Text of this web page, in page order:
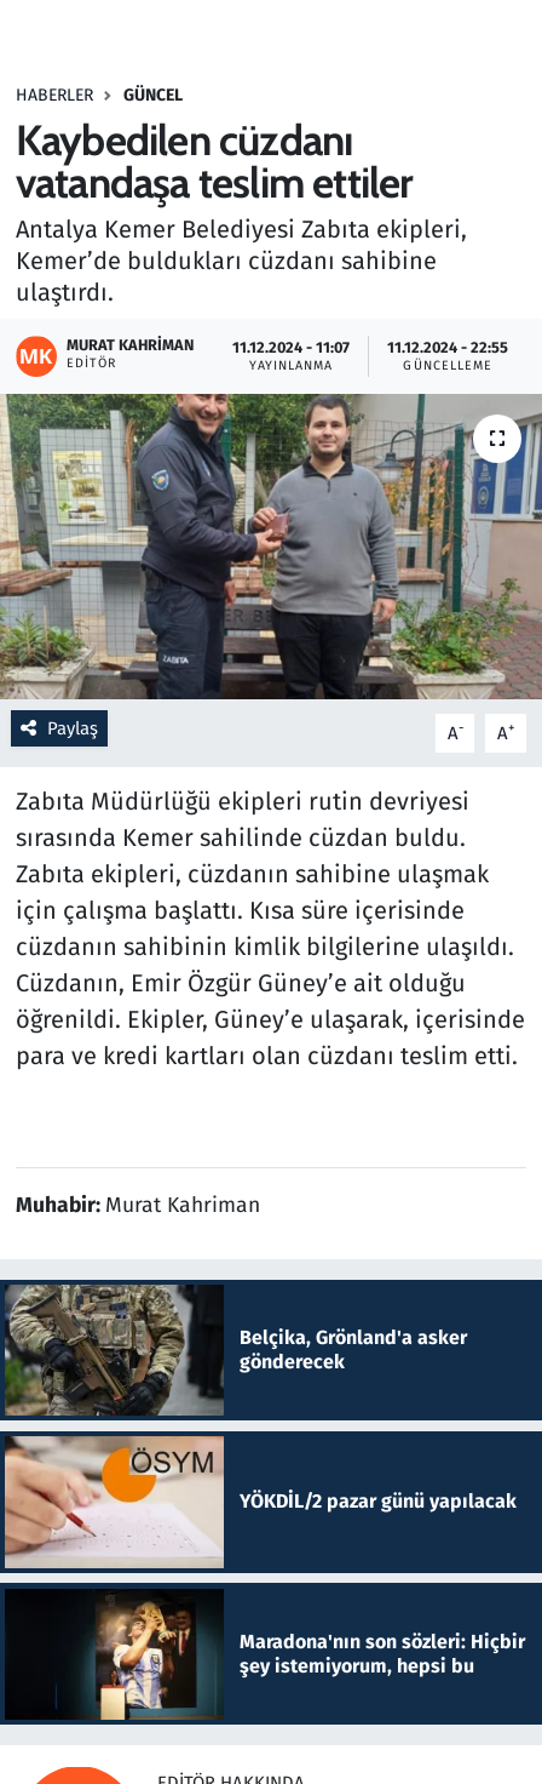
HABERLER GÜNCEL
Kaybedilen cüzdanı
vatandaşa teslim ettiler
Antalya Kemer Belediyesi Zabıta ekipleri,
Kemer’de buldukları cüzdanı sahibine
ulaştırdı.
MURAT KAHRIMAN
EDITÖR
11.12.2024 - 11:07
YAYINLANMA
11.12.2024 - 22:55
GÜNCELLEME
Paylaş A- A+
Zabıta Müdürlüğü ekipleri rutin devriyesi
sırasında Kemer sahilinde cüzdan buldu.
Zabıta ekipleri, cüzdanın sahibine ulaşmak
için çalışma başlattı. Kısa süre içerisinde
cüzdanın sahibinin kimlik bilgilerine ulaşıldı.
Cüzdanın, Emir Özgür Güney’e ait olduğu
öğrenildi. Ekipler, Güney’e ulaşarak, içerisinde
para ve kredi kartları olan cüzdanı teslim etti.
Muhabir: Murat Kahriman
Belçika, Grönland'a asker
gönderecek
YÖKDİL/2 pazar günü yapılacak
Maradona'nın son sözleri: Hiçbir
şey istemiyorum, hepsi bu
Haber
Kültür Sanat
Kurumsal Haberler
Lezzet Durağı
Memur ve Kamu
Otomobil
Oyun
Ramazan
Resmi İlanlar
Rüya Tabirleri
Sağlık
Savunma Sanayi
Seçim 2023
Spor
Teknoloji ve Bilim
Televizyon